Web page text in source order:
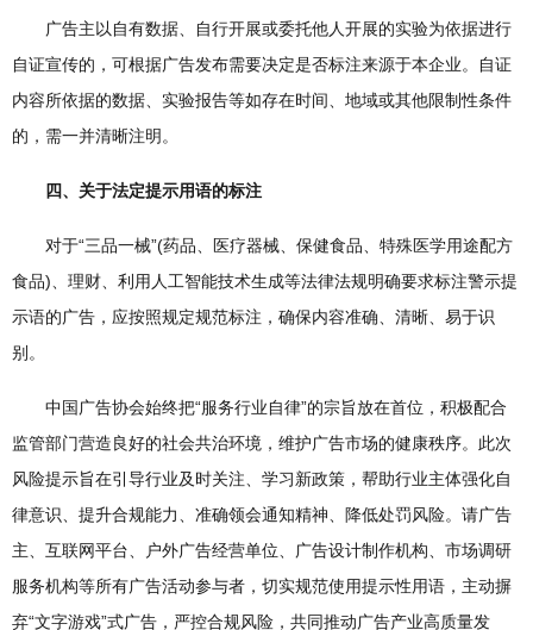
广告主以自有数据、自行开展或委托他人开展的实验为依据进行
自证宣传的，可根据广告发布需要决定是否标注来源于本企业。自证
内容所依据的数据、实验报告等如存在时间、地域或其他限制性条件
的，需一并清晰注明。
四、关于法定提示用语的标注
对于“三品一械”(药品、医疗器械、保健食品、特殊医学用途配方
食品)、理财、利用人工智能技术生成等法律法规明确要求标注警示提
示语的广告，应按照规定规范标注，确保内容准确、清晰、易于识
别。
中国广告协会始终把“服务行业自律”的宗旨放在首位，积极配合
监管部门营造良好的社会共治环境，维护广告市场的健康秩序。此次
风险提示旨在引导行业及时关注、学习新政策，帮助行业主体强化自
律意识、提升合规能力、准确领会通知精神、降低处罚风险。请广告
主、互联网平台、户外广告经营单位、广告设计制作机构、市场调研
服务机构等所有广告活动参与者，切实规范使用提示性用语，主动摒
弃“文字游戏”式广告，严控合规风险，共同推动广告产业高质量发